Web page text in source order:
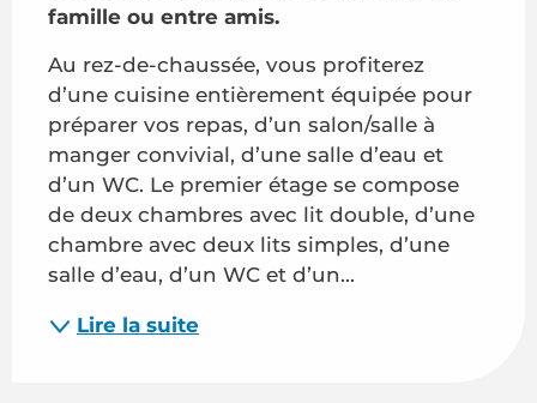
famille ou entre amis.
Au rez-de-chaussée, vous profiterez
d’une cuisine entièrement équipée pour
préparer vos repas, d’un salon/salle à
manger convivial, d’une salle d’eau et
d’un WC. Le premier étage se compose
de deux chambres avec lit double, d’une
chambre avec deux lits simples, d’une
salle d’eau, d’un WC et d’un...
Lire la suite